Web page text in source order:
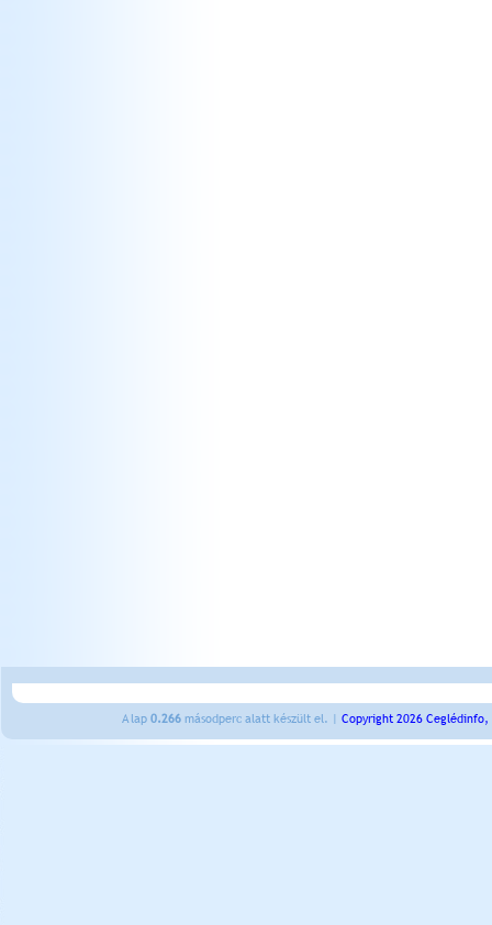
A lap 0.266 másodperc alatt készült el. | Copyright 2026